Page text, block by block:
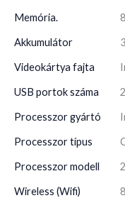
Memória. 8
Akkumulátor
Videokártya fajta
USB portok száma 2
Processzor gyártó
Processzor típus
Processzor modell
Wireless (Wifi)